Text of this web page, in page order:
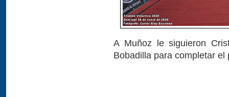
A Muñoz le siguieron
Bobadilla para completar el